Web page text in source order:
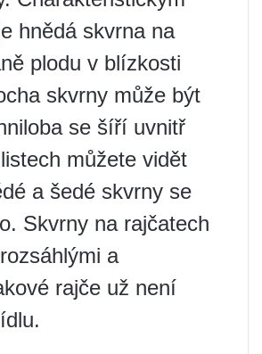
hnědá skvrna na
plodu v blízkosti
skvrny může být
se šíří uvnitř
můžete vidět
a šedé skvrny se
Skvrny na rajčatech
a
rajče už není